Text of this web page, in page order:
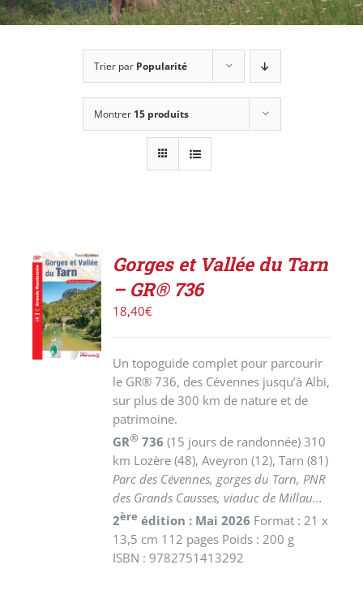
Trier par Popularité
Montrer 15 produits
AJOUTER
AU
PANIER
/
DÉTAILS
Gorges et Vallée du Tarn
– GR® 736
18,40€
Un topoguide complet pour parcourir
le GR® 736, des Cévennes jusqu’à Albi,
sur plus de 300 km de nature et de
patrimoine.
GR® 736(15 jours de randonnée) 310
km Lozère (48), Aveyron (12), Tarn (81)
Parc des Cévennes, gorges du Tarn, PNR
des Grands Causses, viaduc de Millau...
2ère édition : Mai 2026 Format : 21 x
13,5 cm 112 pages Poids : 200 g
ISBN : 9782751413292